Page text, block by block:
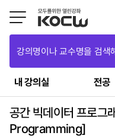
강의명이나 교수명을 검색
내 강의실 전공
공간 빅데이터 프로
Programming]